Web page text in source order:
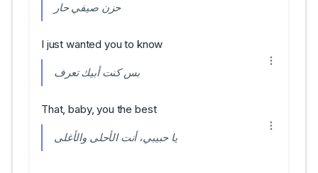
حزن صيفي حار
I just wanted you to know
بس كنت أبيك تعرف
That, baby, you the best
يا حبيبي، أنت الأحلى والأغلى